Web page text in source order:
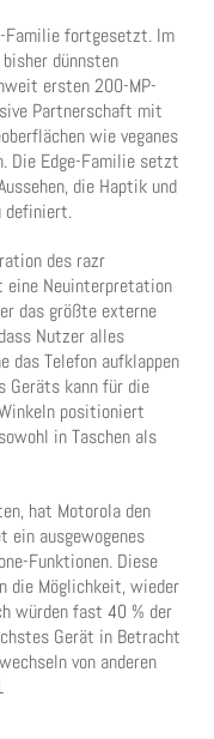
Familie fortgesetzt. Im
dünnsten
ersten 200-MP-
Partnerschaft mit
wie veganes
Die Edge-Familie setzt
die Haptik und
definiert.
des razr
Neuinterpretation
das größte externe
Nutzer alles
das Telefon aufklappen
Geräts kann für die
positioniert
in Taschen als
hat Motorola den
ein ausgewogenes
Funktionen. Diese
die Möglichkeit, wieder
würden fast 40 % der
Gerät in Betracht
von anderen